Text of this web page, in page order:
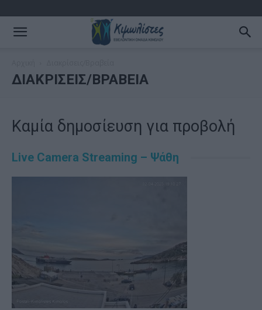
ΔΙΑΚΡΊΣΕΙΣ/ΒΡΑΒΕΊΑ
Καμία δημοσίευση για προβολή
Live Camera Streaming – Ψάθη